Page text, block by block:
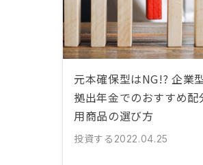
元本確保型はNG!? 企業
拠出年金でのおすすめ配
用商品の選び方
投資する 2022.04.25